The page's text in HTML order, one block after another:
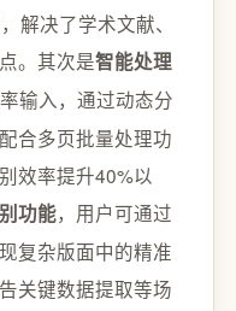
解决了学术文献、
。其次是智能处理
输入，通过动态分
合多页批量处理功
效率提升40%以
功能，用户可通过
复杂版面中的精准
关键数据提取等场